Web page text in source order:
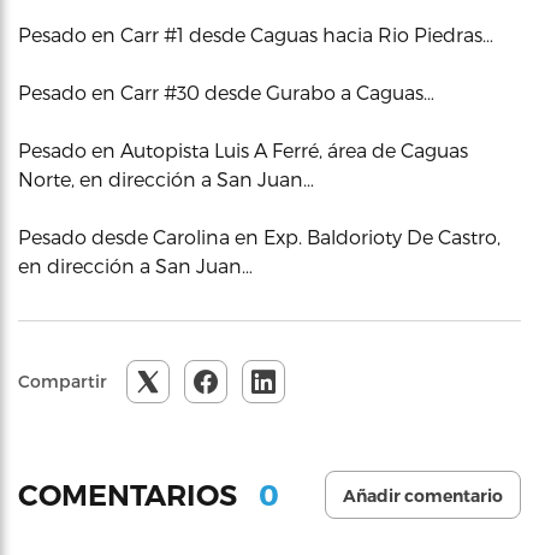
Pesado en Carr #1 desde Caguas hacia Rio Piedras…
Pesado en Carr #30 desde Gurabo a Caguas…
Pesado en Autopista Luis A Ferré, área de Caguas
Norte, en dirección a San Juan…
Pesado desde Carolina en Exp. Baldorioty De Castro,
en dirección a San Juan…
Compartir
COMENTARIOS 0 Añadir comentario